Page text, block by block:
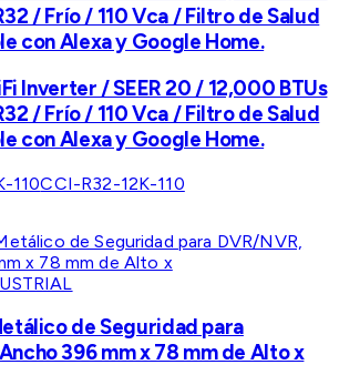
/ Frío / 110 Vca / Filtro de Salud
con Alexa y Google Home.
Inverter / SEER 20 / 12,000 BTUs
/ Frío / 110 Vca / Filtro de Salud
con Alexa y Google Home.
110CCI-R32-12K-110
de Seguridad para
396 mm x 78 mm de Alto x